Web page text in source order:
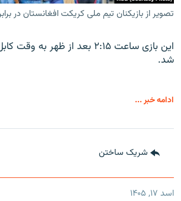
تصویر از بازیکنان تیم ملی کریکت افغانستان در
این بازی ساعت ۲:۱۵ بعد از ظهر به
شد.
ادامه خبر ...
شریک ساختن
اسد ۱۷, ۱۴۰۵